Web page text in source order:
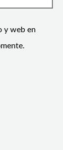
y web en